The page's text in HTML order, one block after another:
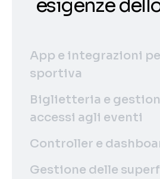
esigenze
App e integrazioni
sportiva
Biglietteria e
accessi agli eventi
Controller e
Gestione delle